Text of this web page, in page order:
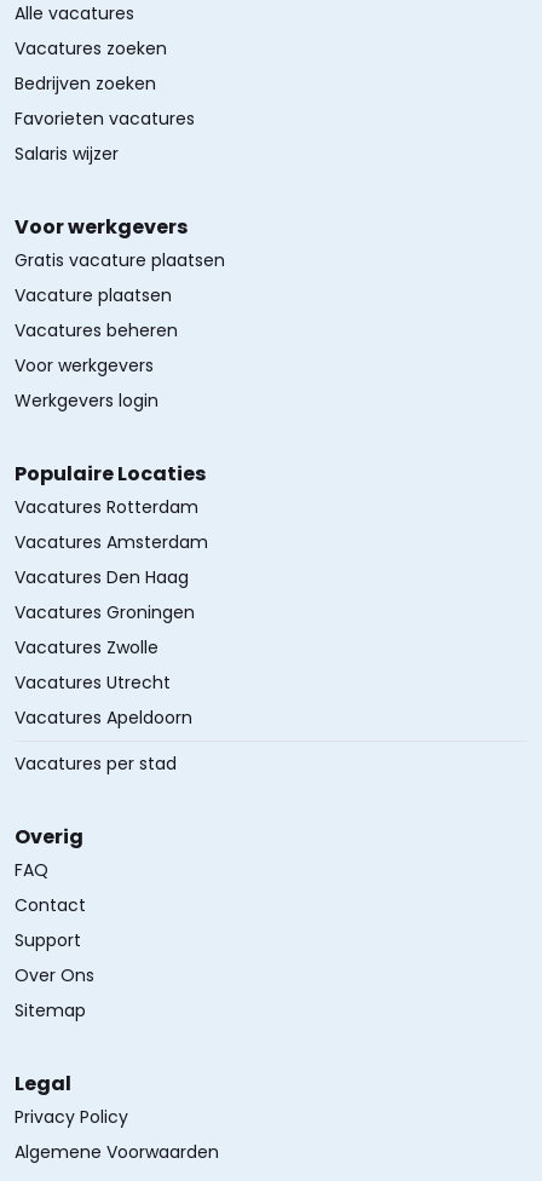
Alle vacatures
Vacatures zoeken
Bedrijven zoeken
Favorieten vacatures
Salaris wijzer
Voor werkgevers
Gratis vacature plaatsen
Vacature plaatsen
Vacatures beheren
Voor werkgevers
Werkgevers login
Populaire Locaties
Vacatures Rotterdam
Vacatures Amsterdam
Vacatures Den Haag
Vacatures Groningen
Vacatures Zwolle
Vacatures Utrecht
Vacatures Apeldoorn
Vacatures per stad
Overig
FAQ
Contact
Support
Over Ons
Sitemap
Legal
Privacy Policy
Algemene Voorwaarden